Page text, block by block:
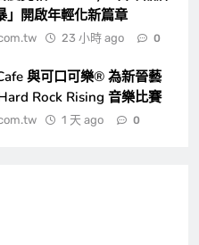
」開啟年輕化新篇章
23 小時 ago 0
與可口可樂® 為新晉藝
Rock Rising 音樂比賽
1 天 ago 0